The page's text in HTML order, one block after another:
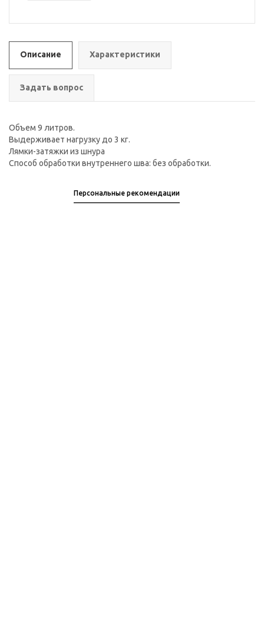
Описание Характеристики
Задать вопрос
Объем 9 литров.
Выдерживает нагрузку до 3 кг.
Лямки-затяжки из шнура
Способ обработки внутреннего шва: без обработки.
Персональные рекомендации